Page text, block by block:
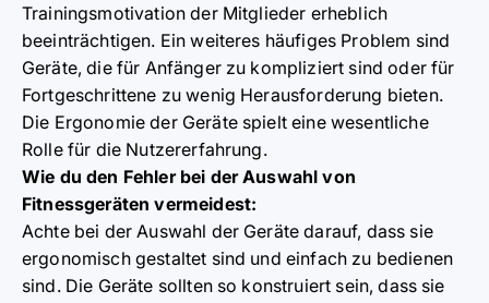
Trainingsmotivation der Mitglieder erheblich
beeinträchtigen. Ein weiteres häufiges Problem sind
Geräte, die für Anfänger zu kompliziert sind oder für
Fortgeschrittene zu wenig Herausforderung bieten.
Die Ergonomie der Geräte spielt eine wesentliche
Rolle für die Nutzererfahrung.
Wie du den Fehler bei der Auswahl von
Fitnessgeräten vermeidest:
Achte bei der Auswahl der Geräte darauf, dass sie
ergonomisch gestaltet sind und einfach zu bedienen
sind. Die Geräte sollten so konstruiert sein, dass sie